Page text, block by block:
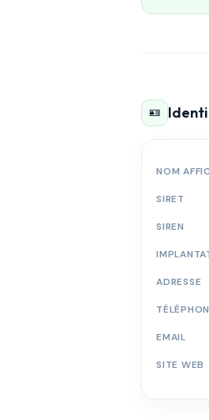
🪪
NOM
SIRET
SIREN
ADRESSE
EMAIL
SITE WEB